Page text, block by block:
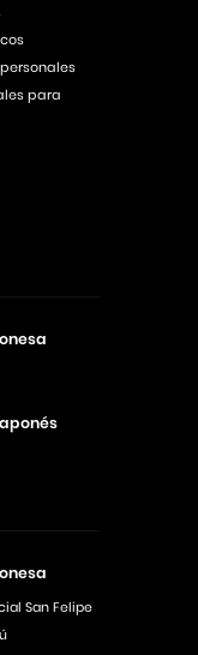
San Felipe
para